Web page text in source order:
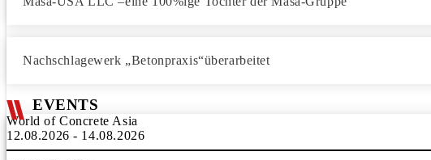
Nachschlagewerk „Betonpraxis“überarbeitet
EVENTS
World of Concrete Asia
12.08.2026 - 14.08.2026